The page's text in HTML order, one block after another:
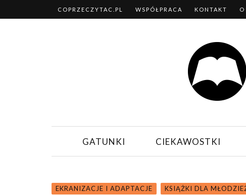
COPRZECZYTAC.PL WSPÓŁPRACA KONTAKT O
GATUNKI CIEKAWOSTKI
EKRANIZACJE I ADAPTACJE KSIĄŻKI DLA